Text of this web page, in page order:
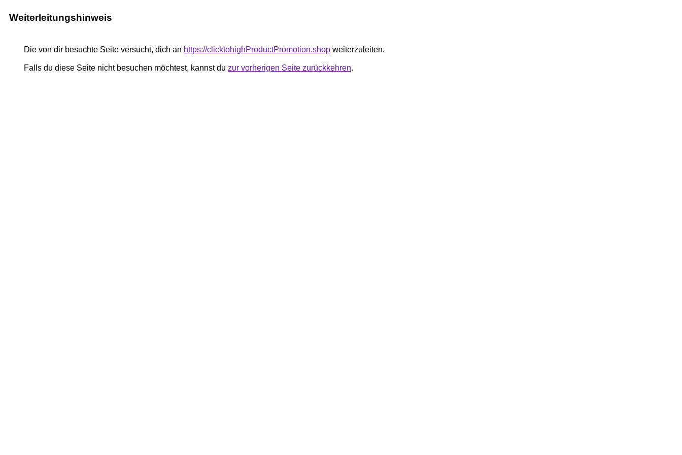
Weiterleitungshinweis
Die von dir besuchte Seite versucht, dich an https://clicktohighProductPromotion.shop weiterzuleiten.
Falls du diese Seite nicht besuchen möchtest, kannst du zur vorherigen Seite zurückkehren.